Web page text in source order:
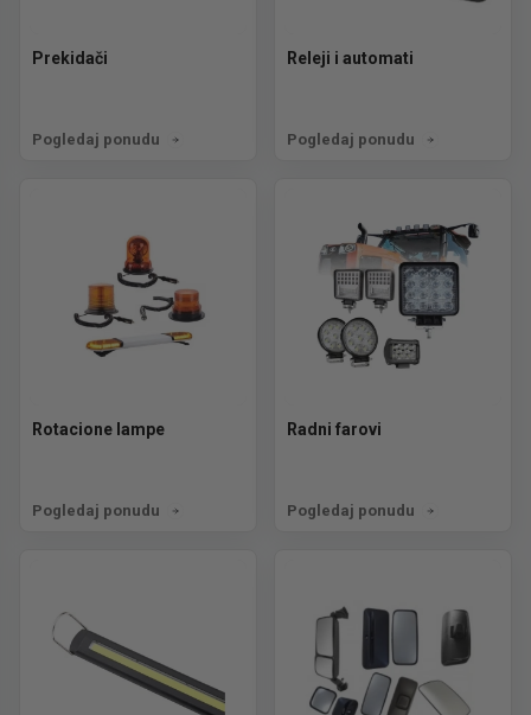
Prekidači
Pogledaj ponudu
Releji i automati
Pogledaj ponudu
Rotacione lampe
Pogledaj ponudu
Radni farovi
Pogledaj ponudu